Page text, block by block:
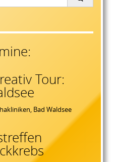
Tour:
Bad Waldsee